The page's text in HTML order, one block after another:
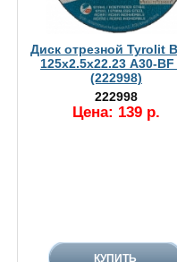
Диск отрезной Tyrolit
125х2.5х22.23 A30-BF
(222998)
222998
Цена: 139 р.